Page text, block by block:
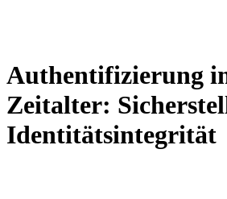
Authentifizierung
Zeitalter:
Identitätsintegrität